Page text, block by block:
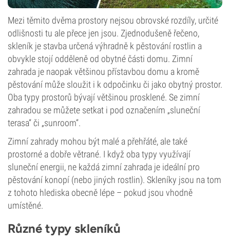
Mezi těmito dvěma prostory nejsou obrovské rozdíly, určité
odlišnosti tu ale přece jen jsou. Zjednodušeně řečeno,
skleník je stavba určená výhradně k pěstování rostlin a
obvykle stojí odděleně od obytné části domu. Zimní
zahrada je naopak většinou přístavbou domu a kromě
pěstování může sloužit i k odpočinku či jako obytný prostor.
Oba typy prostorů bývají většinou prosklené. Se zimní
zahradou se můžete setkat i pod označením „sluneční
terasa“ či „sunroom“.
Zimní zahrady mohou být malé a přehřáté, ale také
prostorné a dobře větrané. I když oba typy využívají
sluneční energii, ne každá zimní zahrada je ideální pro
pěstování konopí (nebo jiných rostlin). Skleníky jsou na tom
z tohoto hlediska obecně lépe – pokud jsou vhodně
umístěné.
Různé typy skleníků